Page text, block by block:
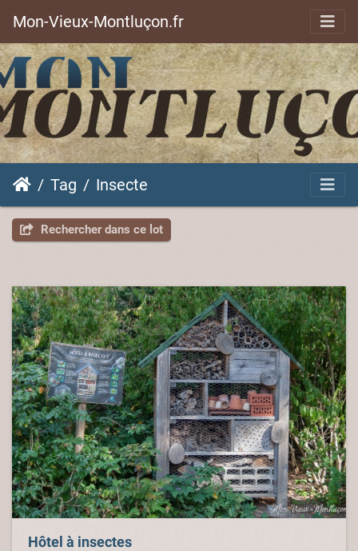
Mon-Vieux-Montluçon.fr
Tag Insecte
Rechercher dans ce lot
Hôtel à insectes